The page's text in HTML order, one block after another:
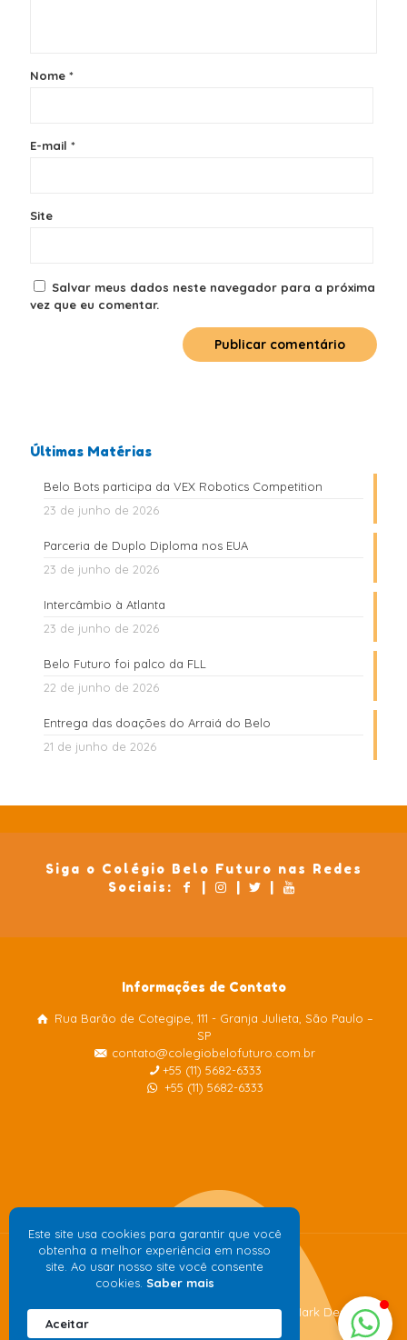
Nome *
E-mail *
Site
Salvar meus dados neste navegador para a próxima
vez que eu comentar.
Últimas Matérias
Belo Bots participa da VEX Robotics Competition
23 de junho de 2026
Parceria de Duplo Diploma nos EUA
23 de junho de 2026
Intercâmbio à Atlanta
23 de junho de 2026
Belo Futuro foi palco da FLL
22 de junho de 2026
Entrega das doações do Arraiá do Belo
21 de junho de 2026
Siga o Colégio Belo Futuro nas Redes
Sociais:
| | |
Informações de Contato
Rua Barão de Cotegipe, 111 - Granja Julieta, São Paulo –
SP
contato@colegiobelofuturo.com.br
+55 (11) 5682-6333
+55 (11) 5682-6333
Este site usa cookies para garantir que você
obtenha a melhor experiência em nosso
site. Ao usar nosso site você consente
cookies. Saber mais
Aceitar
Desenvolvido pelaagência de publicidade Mark Design
Colégio Belo Futuro
Internacional